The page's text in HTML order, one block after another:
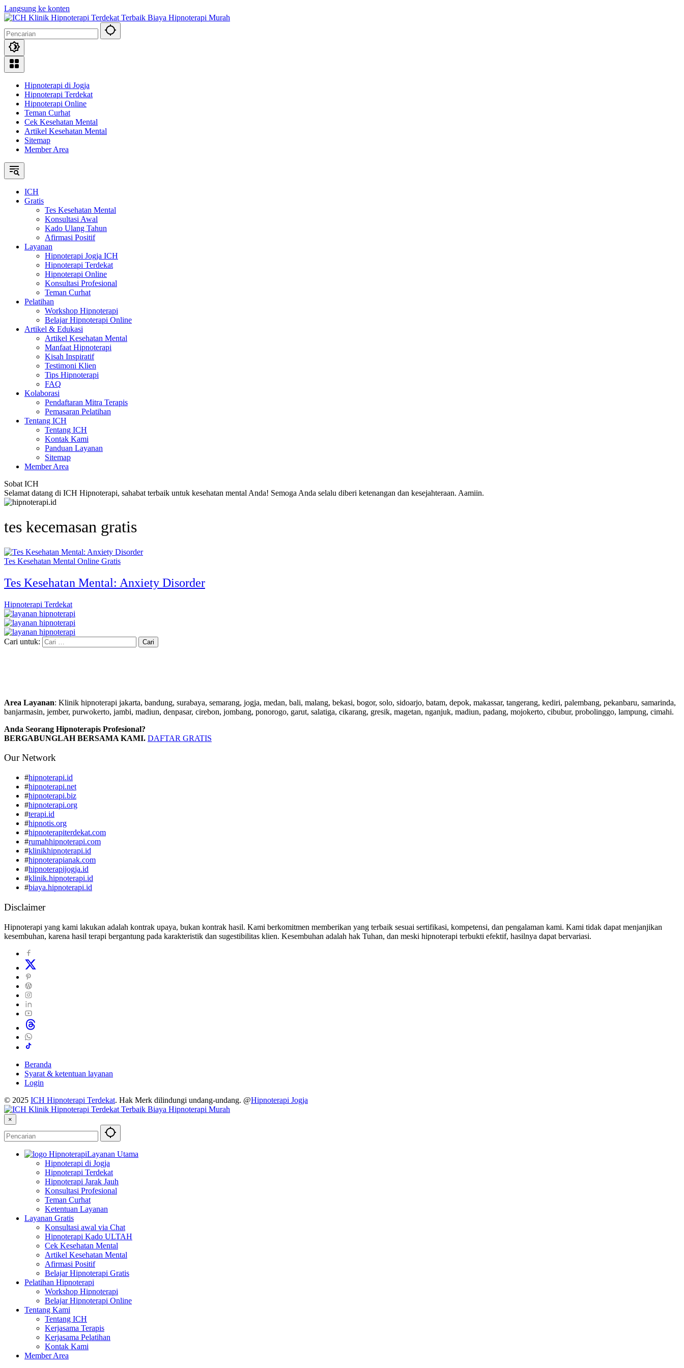
Langsung ke konten
Hipnoterapi di Jogja
Hipnoterapi Terdekat
Hipnoterapi Online
Teman Curhat
Cek Kesehatan Mental
Artikel Kesehatan Mental
Sitemap
Member Area
ICH
Gratis
Tes Kesehatan Mental
Konsultasi Awal
Kado Ulang Tahun
Afirmasi Positif
Layanan
Hipnoterapi Jogja ICH
Hipnoterapi Terdekat
Hipnoterapi Online
Konsultasi Profesional
Teman Curhat
Pelatihan
Workshop Hipnoterapi
Belajar Hipnoterapi Online
Artikel & Edukasi
Artikel Kesehatan Mental
Manfaat Hipnoterapi
Kisah Inspiratif
Testimoni Klien
Tips Hipnoterapi
FAQ
Kolaborasi
Pendaftaran Mitra Terapis
Pemasaran Pelatihan
Tentang ICH
Tentang ICH
Kontak Kami
Panduan Layanan
Sitemap
Member Area
Sobat ICH
Selamat datang di ICH Hipnoterapi, sahabat terbaik untuk kesehatan mental Anda! Semoga Anda selalu diberi ketenangan dan kesejahteraan. Aamiin.
tes kecemasan gratis
Tes Kesehatan Mental Online Gratis
Tes Kesehatan Mental: Anxiety Disorder
Hipnoterapi Terdekat
Cari untuk:
Area Layanan: Klinik hipnoterapi jakarta, bandung, surabaya, semarang, jogja, medan, bali, malang, bekasi, bogor, solo, sidoarjo, batam, depok, makassar, tangerang, kediri, palembang, pekanbaru, samarinda,
banjarmasin, jember, purwokerto, jambi, madiun, denpasar, cirebon, jombang, ponorogo, garut, salatiga, cikarang, gresik, magetan, nganjuk, madiun, padang, mojokerto, cibubur, probolinggo, lampung, cimahi.
Anda Seorang Hipnoterapis Profesional?
BERGABUNGLAH BERSAMA KAMI. DAFTAR GRATIS
Our Network
#hipnoterapi.id
#hipnoterapi.net
#hipnoterapi.biz
#hipnoterapi.org
#terapi.id
#hipnotis.org
#hipnoterapiterdekat.com
#rumahhipnoterapi.com
#klinikhipnoterapi.id
#hipnoterapianak.com
#hipnoterapijogja.id
#klinik.hipnoterapi.id
#biaya.hipnoterapi.id
Disclaimer
Hipnoterapi yang kami lakukan adalah kontrak upaya, bukan kontrak hasil. Kami berkomitmen memberikan yang terbaik sesuai sertifikasi, kompetensi, dan pengalaman kami. Kami tidak dapat menjanjikan
kesembuhan, karena hasil terapi bergantung pada karakteristik dan sugestibilitas klien. Kesembuhan adalah hak Tuhan, dan meski hipnoterapi terbukti efektif, hasilnya dapat bervariasi.
Beranda
Syarat & ketentuan layanan
Login
© 2025 ICH Hipnoterapi Terdekat. Hak Merk dilindungi undang-undang. @Hipnoterapi Jogja
×
Layanan Utama
Hipnoterapi di Jogja
Hipnoterapi Terdekat
Hipnoterapi Jarak Jauh
Konsultasi Profesional
Teman Curhat
Ketentuan Layanan
Layanan Gratis
Konsultasi awal via Chat
Hipnoterapi Kado ULTAH
Cek Kesehatan Mental
Artikel Kesehatan Mental
Afirmasi Positif
Belajar Hipnoterapi Gratis
Pelatihan Hipnoterapi
Workshop Hipnoterapi
Belajar Hipnoterapi Online
Tentang Kami
Tentang ICH
Kerjasama Terapis
Kerjasama Pelatihan
Kontak Kami
Member Area